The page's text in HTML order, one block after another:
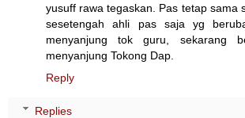
yusuff rawa tegaskan. Pas tetap sama
sesetengah ahli pas saja yg
menyanjung tok guru, sekarang
menyanjung Tokong Dap.
Reply
Replies